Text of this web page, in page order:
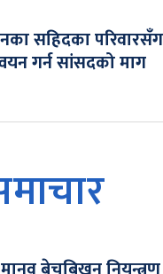
सहिदका
गर्न सांसदको माग